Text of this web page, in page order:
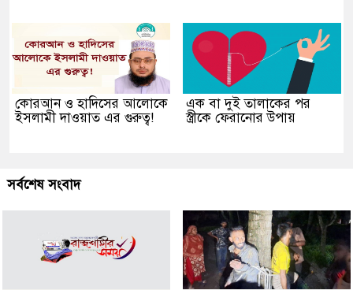
কোরআন ও হাদিসের আলোকে
ইসলামী দাওয়াত এর গুরুত্ব!
এক বা দুই তালাকের পর
স্ত্রীকে ফেরানোর উপায়
সর্বশেষ সংবাদ